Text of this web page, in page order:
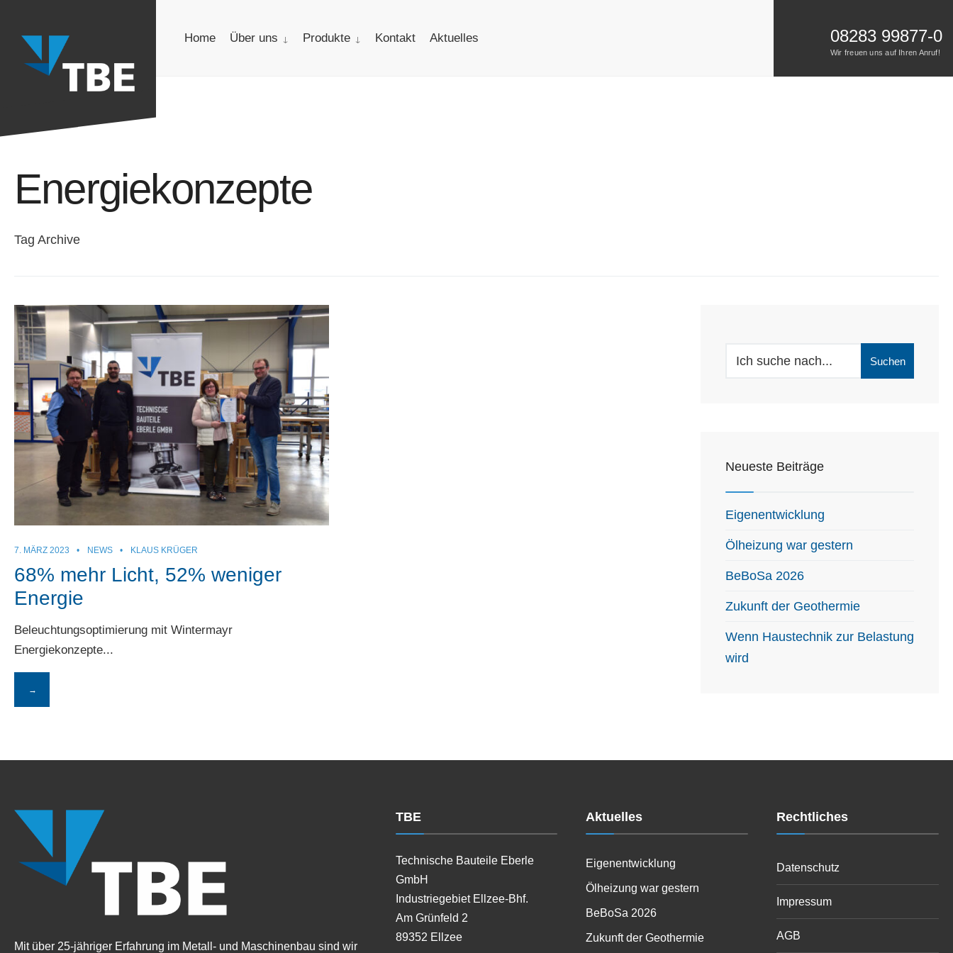
content
Home Über uns Produkte Kontakt Aktuelles 08283 99877-0
Wir freuen uns auf Ihren Anruf!
Energiekonzepte
Tag Archive
7. MÄRZ 2023 • NEWS • KLAUS KRÜGER
68% mehr Licht, 52% weniger
Energie
Beleuchtungsoptimierung mit Wintermayr
Energiekonzepte...
→
Search
Suchen
Neueste Beiträge
Eigenentwicklung
Ölheizung war gestern
BeBoSa 2026
Zukunft der Geothermie
Wenn Haustechnik zur Belastung
wird
Mit über 25-jähriger Erfahrung im Metall- und Maschinenbau sind wir
TBE
Technische Bauteile Eberle
GmbH
Industriegebiet Ellzee-Bhf.
Am Grünfeld 2
89352 Ellzee
Aktuelles
Eigenentwicklung
Ölheizung war gestern
BeBoSa 2026
Zukunft der Geothermie
Rechtliches
Datenschutz
Impressum
AGB